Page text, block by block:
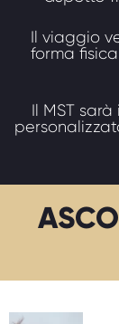
Il viaggio
forma
Il MST